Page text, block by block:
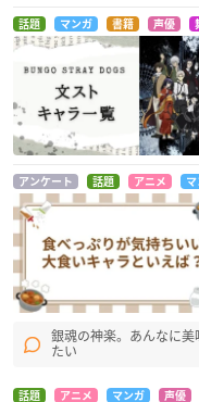
話題 マンガ 書籍 声優
アンケート 話題 アニメ マ
銀魂の神楽。あんなに
たい
話題 アニメ マンガ 声優